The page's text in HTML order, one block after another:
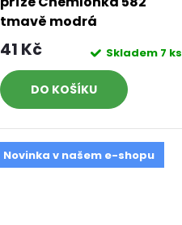
tmavě modrá
41 Kč Skladem 7 ks
DO KOŠÍKU
Novinka v našem e-shopu